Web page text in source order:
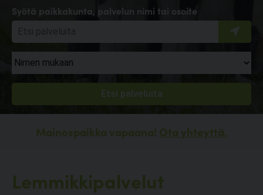
Syötä paikkakunta, palvelun nimi tai osoite
Mainospaikka vapaana! Ota yhteyttä.
Lemmikkipalvelut